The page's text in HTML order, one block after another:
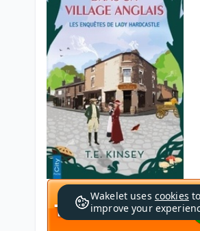
Wakelet uses cookies to
improve your